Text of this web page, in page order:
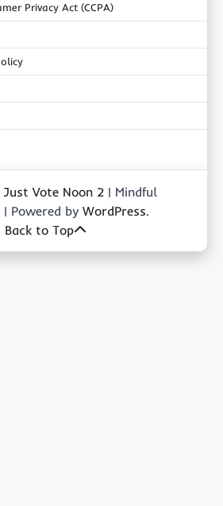
Privacy Act (CCPA)
Just Vote Noon 2 | Mindful
| Powered by WordPress.
Back to Top